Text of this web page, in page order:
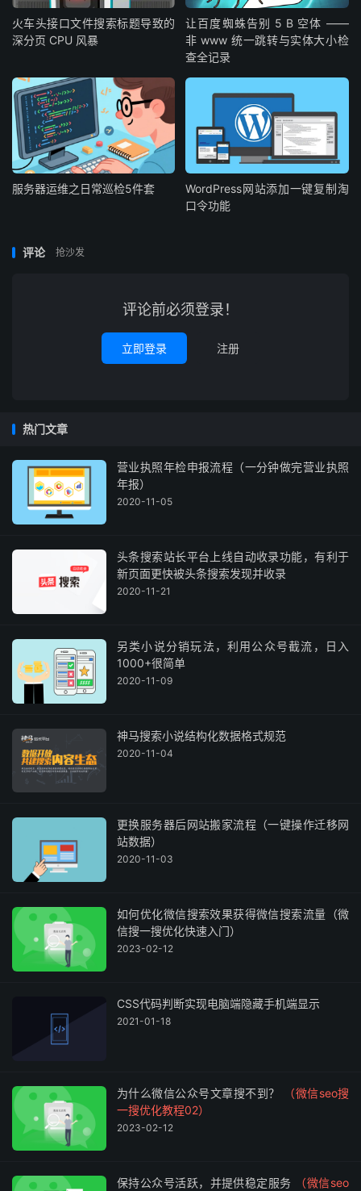
火车头接口文件搜索标题导致的
深分页 CPU 风暴
让百度蜘蛛告别 5 B 空体 ——
非 www 统一跳转与实体大小检
查全记录
服务器运维之日常巡检5件套
WordPress网站添加一键复制淘
口令功能
评论 抢沙发
评论前必须登录！
立即登录 注册
热门文章
营业执照年检申报流程（一分钟做完营业执照
年报）
2020-11-05
头条搜索站长平台上线自动收录功能，有利于
新页面更快被头条搜索发现并收录
2020-11-21
另类小说分销玩法，利用公众号截流，日入
1000+很简单
2020-11-09
神马搜索小说结构化数据格式规范
2020-11-04
更换服务器后网站搬家流程（一键操作迁移网
站数据）
2020-11-03
如何优化微信搜索效果获得微信搜索流量（微
信搜一搜优化快速入门）
2023-02-12
CSS代码判断实现电脑端隐藏手机端显示
2021-01-18
为什么微信公众号文章搜不到？
（微信seo搜
一搜优化教程02）
2023-02-12
保持公众号活跃，并提供稳定服务
（微信seo